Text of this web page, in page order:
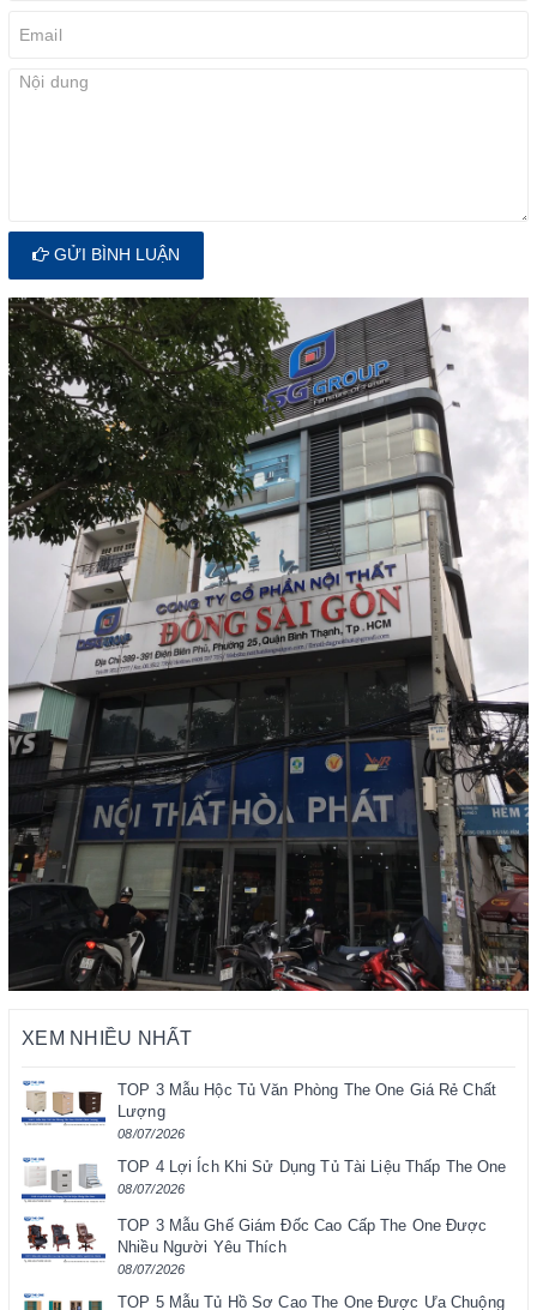
GỬI BÌNH LUẬN
XEM NHIỀU NHẤT
TOP 3 Mẫu Hộc Tủ Văn Phòng The One Giá Rẻ Chất
Lượng
08/07/2026
TOP 4 Lợi Ích Khi Sử Dụng Tủ Tài Liệu Thấp The One
08/07/2026
TOP 3 Mẫu Ghế Giám Đốc Cao Cấp The One Được
Nhiều Người Yêu Thích
08/07/2026
TOP 5 Mẫu Tủ Hồ Sơ Cao The One Được Ưa Chuộng